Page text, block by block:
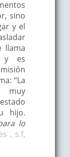
sino
y el
llama
y es
“La
muy
hijo.
lo
, s.f,